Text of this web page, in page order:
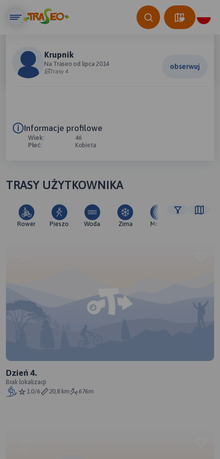
Krupnik
Na Traseo od lipca 2014
Trasy 4
obserwuj
Informacje profilowe
Wiek:
46
Płeć:
Kobieta
TRASY UŻYTKOWNIKA
Rower Pieszo Woda Zima Moto
Dzień 4.
Brak lokalizacji
1.0/6
20,8 km 676m